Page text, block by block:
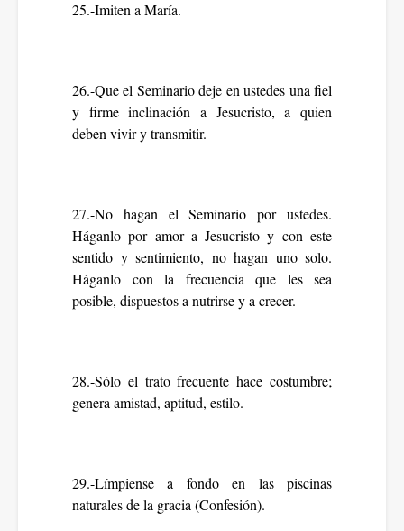
25.-Imiten a María.
26.-Que el Seminario deje en ustedes una fiel
y firme inclinación a Jesucristo, a quien
deben vivir y transmitir.
27.-No hagan el Seminario por ustedes.
Háganlo por amor a Jesucristo y con este
sentido y sentimiento, no hagan uno solo.
Háganlo con la frecuencia que les sea
posible, dispuestos a nutrirse y a crecer.
28.-Sólo el trato frecuente hace costumbre;
genera amistad, aptitud, estilo.
29.-Límpiense a fondo en las piscinas
naturales de la gracia (Confesión).